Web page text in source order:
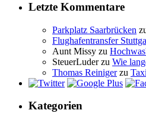
Letzte Kommentare
Parkplatz Saarbrücken
Flughafentransfer
Aunt Missy zu
SteuerLuderzu Wie
Thomas Reinigerzu
Kategorien